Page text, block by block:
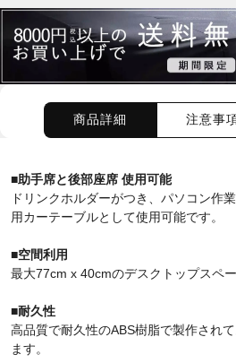
商品詳細 注意事
■助手席と後部座席 使用可能
ドリンクホルダーがつき、パソコン作
用カーテーブルとして使用可能です。
■空間利用
最大77cm x 40cmのデスクトップスペ
■耐久性
高品質で耐久性のABS樹脂で製作され
ます。